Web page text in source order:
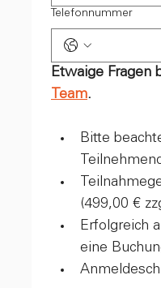
Telefonnummer
Etwaige Fragen
Team.
Bitte
(499,00 €
Erfolgreich
eine